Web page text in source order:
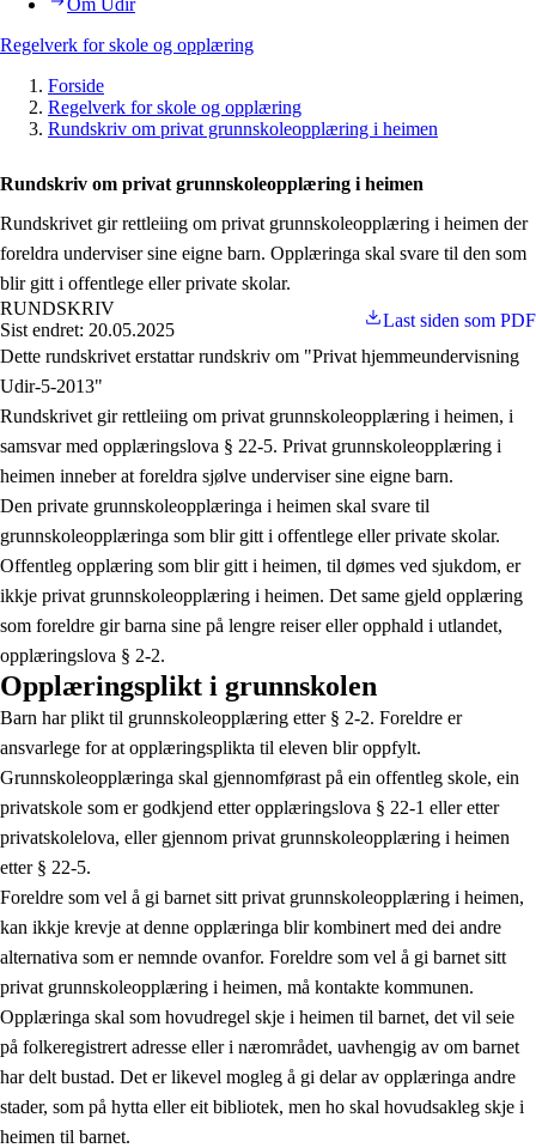
Om Udir
Regelverk for skole og opplæring
Forside
Regelverk for skole og opplæring
Rundskriv om privat grunnskoleopplæring i heimen
Rundskriv om privat grunnskoleopplæring i heimen
Rundskrivet gir rettleiing om privat grunnskoleopplæring i heimen der
foreldra underviser sine eigne barn. Opplæringa skal svare til den som
blir gitt i offentlege eller private skolar.
RUNDSKRIV
Sist endret: 20.05.2025
Last siden som PDF
Dette rundskrivet erstattar rundskriv om "Privat hjemmeundervisning
Udir-5-2013"
Rundskrivet gir rettleiing om privat grunnskoleopplæring i heimen, i
samsvar med opplæringslova § 22-5. Privat grunnskoleopplæring i
heimen inneber at foreldra sjølve underviser sine eigne barn.
Den private grunnskoleopplæringa i heimen skal svare til
grunnskoleopplæringa som blir gitt i offentlege eller private skolar.
Offentleg opplæring som blir gitt i heimen, til dømes ved sjukdom, er
ikkje privat grunnskoleopplæring i heimen. Det same gjeld opplæring
som foreldre gir barna sine på lengre reiser eller opphald i utlandet,
opplæringslova § 2-2.
Opplæringsplikt i grunnskolen
Barn har plikt til grunnskoleopplæring etter § 2-2. Foreldre er
ansvarlege for at opplæringsplikta til eleven blir oppfylt.
Grunnskoleopplæringa skal gjennomførast på ein offentleg skole, ein
privatskole som er godkjend etter opplæringslova § 22-1 eller etter
privatskolelova, eller gjennom privat grunnskoleopplæring i heimen
etter § 22-5.
Foreldre som vel å gi barnet sitt privat grunnskoleopplæring i heimen,
kan ikkje krevje at denne opplæringa blir kombinert med dei andre
alternativa som er nemnde ovanfor. Foreldre som vel å gi barnet sitt
privat grunnskoleopplæring i heimen, må kontakte kommunen.
Opplæringa skal som hovudregel skje i heimen til barnet, det vil seie
på folkeregistrert adresse eller i nærområdet, uavhengig av om barnet
har delt bustad. Det er likevel mogleg å gi delar av opplæringa andre
stader, som på hytta eller eit bibliotek, men ho skal hovudsakleg skje i
heimen til barnet.